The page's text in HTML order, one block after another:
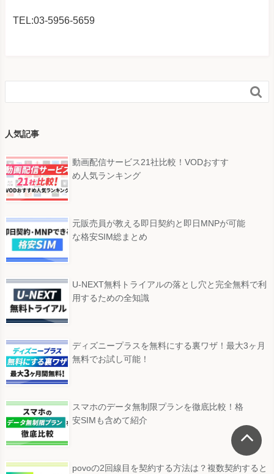
TEL:03-5956-5659

人気記事
動画配信サービス21社比較！VODおすす
め人気ランキング
元販売員が教える即日契約と即日MNPが可能
な格安SIM総まとめ
U-NEXT無料トライアルの落とし穴と完全無料で利
用するための全知識
ディズニープラスを無料にする裏ワザ！最大3ヶ月
無料でお試し可能！
スマホのデータ無制限プランを徹底比較！格
安SIMも含めて紹介
povoの2回線目を契約する方法は？複数契約すると